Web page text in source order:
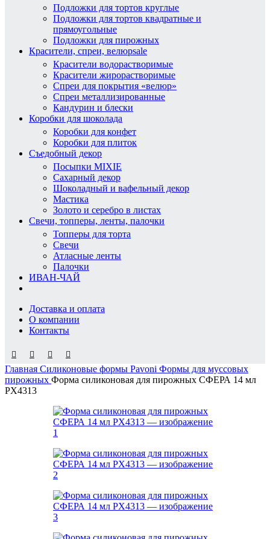
Подложки для тортов круглые
Подложки для тортов квадратные и
прямоугольные
Подложки для пирожных
Красители, спреи, велюрsale
Красители водорастворимые
Красители жирорастворимые
Спреи для покрытия «велюр»
Спреи металлизированные
Кандурин и блески
Коробки для шоколада
Коробки для конфет
Коробки для плиток
Съедобный декор
Посыпки MIXIE
Сахарный декор
Шоколадный и вафельный декор
Мастика
Золото и серебро в листах
Свечи, топперы, ленты, палочки
Топперы для торта
Свечи
Атласные ленты
Палочки
ИВАН-ЧАЙ
Доставка и оплата
О компании
Контакты
Главная Силиконовые формы Pavoni Формы для муссовых
пирожных Форма силиконовая для пирожных СФЕРА 14 мл
PX4313